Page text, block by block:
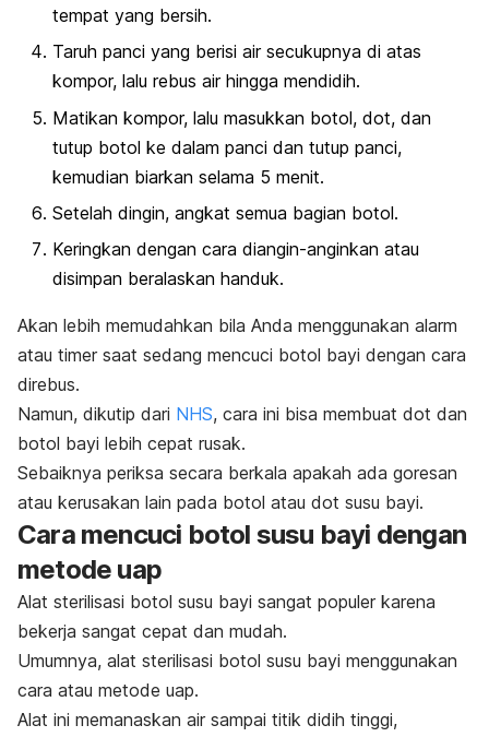
tempat yang bersih.
Taruh panci yang berisi air secukupnya di atas
kompor, lalu rebus air hingga mendidih.
Matikan kompor, lalu masukkan botol, dot, dan
tutup botol ke dalam panci dan tutup panci,
kemudian biarkan selama 5 menit.
Setelah dingin, angkat semua bagian botol.
Keringkan dengan cara diangin-anginkan atau
disimpan beralaskan handuk.
Akan lebih memudahkan bila Anda menggunakan alarm
atau timer saat sedang mencuci botol bayi dengan cara
direbus.
Namun, dikutip dari NHS, cara ini bisa membuat dot dan
botol bayi lebih cepat rusak.
Sebaiknya periksa secara berkala apakah ada goresan
atau kerusakan lain pada botol atau dot susu bayi.
Cara mencuci botol susu bayi dengan
metode uap
Alat sterilisasi botol susu bayi sangat populer karena
bekerja sangat cepat dan mudah.
Umumnya, alat sterilisasi botol susu bayi menggunakan
cara atau metode uap.
Alat ini memanaskan air sampai titik didih tinggi,